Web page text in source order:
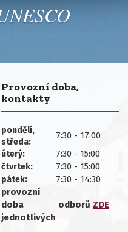
Provozní doba,
kontakty
pondělí,
středa:
7:30 - 17:00
úterý: 7:30 - 15:00
čtvrtek: 7:30 - 15:00
pátek:
7:30 - 14:30
provozní
doba
jednotlivých
odborů ZDE